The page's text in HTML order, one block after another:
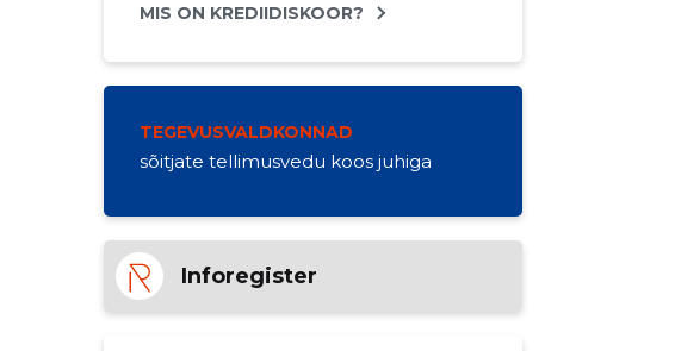
MIS ON KREDIIDISKOOR?
TEGEVUSVALDKONNAD
sõitjate tellimusvedu koos juhiga
Inforegister